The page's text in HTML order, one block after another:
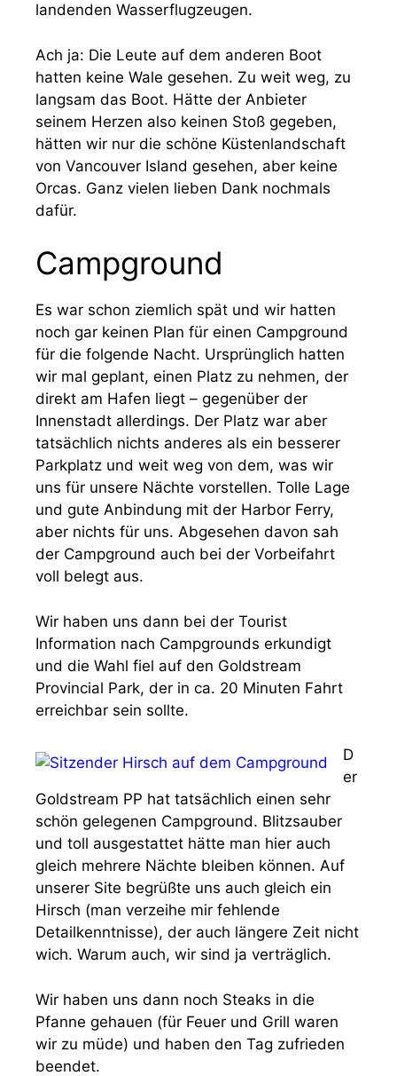
landenden Wasserflugzeugen.
Ach ja: Die Leute auf dem anderen Boot
hatten keine Wale gesehen. Zu weit weg, zu
langsam das Boot. Hätte der Anbieter
seinem Herzen also keinen Stoß gegeben,
hätten wir nur die schöne Küstenlandschaft
von Vancouver Island gesehen, aber keine
Orcas. Ganz vielen lieben Dank nochmals
dafür.
Campground
Es war schon ziemlich spät und wir hatten
noch gar keinen Plan für einen Campground
für die folgende Nacht. Ursprünglich hatten
wir mal geplant, einen Platz zu nehmen, der
direkt am Hafen liegt – gegenüber der
Innenstadt allerdings. Der Platz war aber
tatsächlich nichts anderes als ein besserer
Parkplatz und weit weg von dem, was wir
uns für unsere Nächte vorstellen. Tolle Lage
und gute Anbindung mit der Harbor Ferry,
aber nichts für uns. Abgesehen davon sah
der Campground auch bei der Vorbeifahrt
voll belegt aus.
Wir haben uns dann bei der Tourist
Information nach Campgrounds erkundigt
und die Wahl fiel auf den Goldstream
Provincial Park, der in ca. 20 Minuten Fahrt
erreichbar sein sollte.
D
er
Goldstream PP hat tatsächlich einen sehr
schön gelegenen Campground. Blitzsauber
und toll ausgestattet hätte man hier auch
gleich mehrere Nächte bleiben können. Auf
unserer Site begrüßte uns auch gleich ein
Hirsch (man verzeihe mir fehlende
Detailkenntnisse), der auch längere Zeit nicht
wich. Warum auch, wir sind ja verträglich.
Wir haben uns dann noch Steaks in die
Pfanne gehauen (für Feuer und Grill waren
wir zu müde) und haben den Tag zufrieden
beendet.